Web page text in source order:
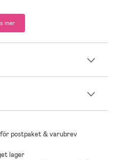
mer
postpaket & varubrev
lager